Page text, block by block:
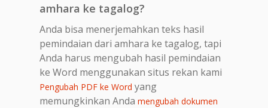
amhara ke tagalog?
Anda bisa menerjemahkan teks hasil
pemindaian dari amhara ke tagalog, tapi
Anda harus mengubah hasil pemindaian
ke Word menggunakan situs rekan kami
Pengubah PDF ke Word yang
memungkinkan Anda mengubah dokumen